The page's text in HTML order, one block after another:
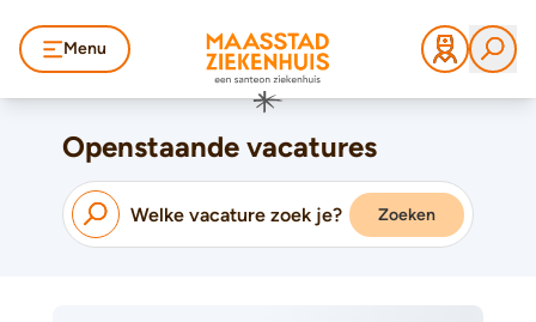
Menu
Openstaande vacatures
Zoeken